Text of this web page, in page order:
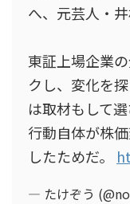
へ、元芸人・
東証上場企業
クし、変化を
は取材もして
行動自体が株
したためだ。
— たけぞう